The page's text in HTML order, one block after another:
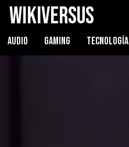
WikiVersus
AUDIO GAMING TECNOLOGÍA